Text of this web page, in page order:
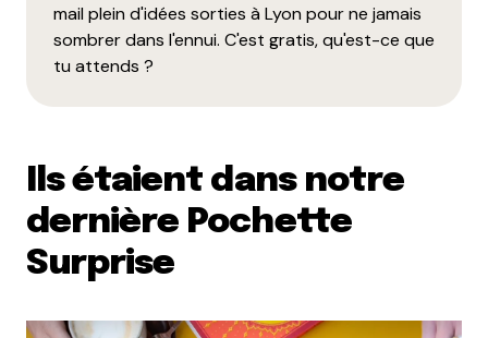
Enregistrer mon nom, mon e-mail et mon site dans le
Et bim !
mail plein d'idées sorties à Lyon pour ne jamais
sombrer dans l'ennui. C'est gratis, qu'est-ce que
tu attends ?
Ils étaient dans notre
dernière Pochette
Surprise